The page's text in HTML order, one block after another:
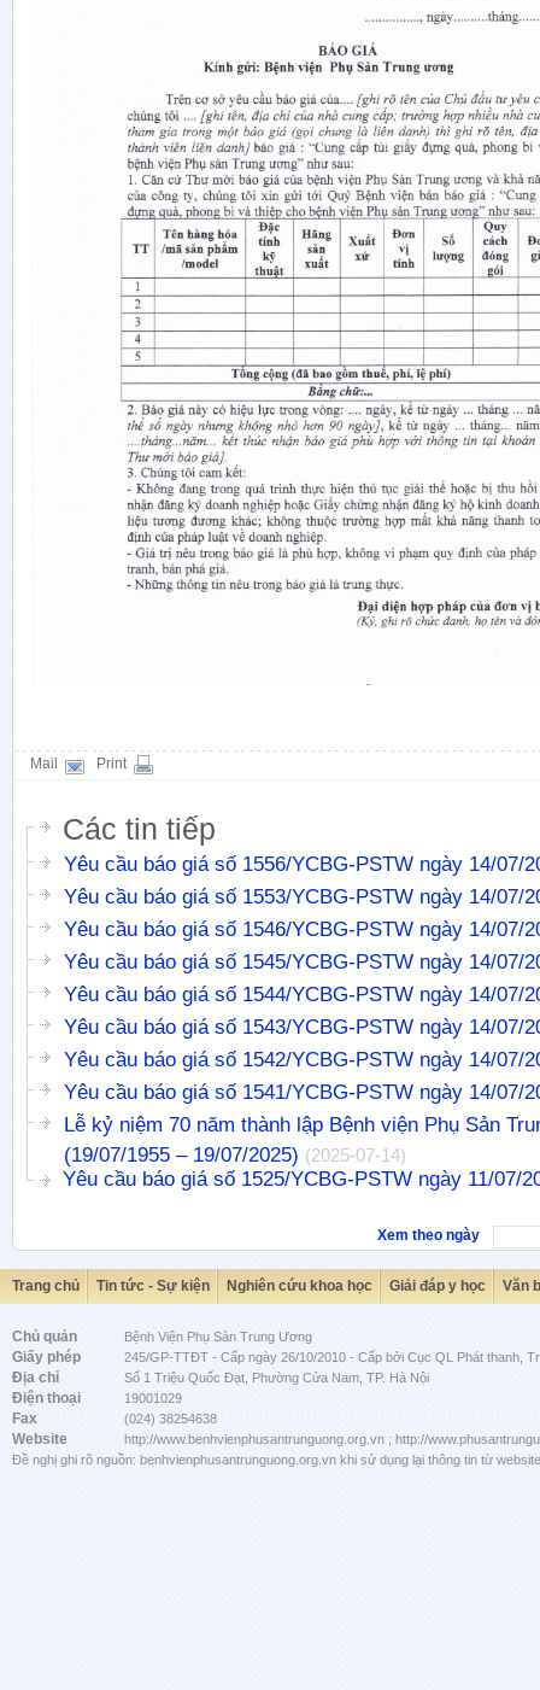
Mail Print
Các tin tiếp
Yêu cầu báo giá số 1556/YCBG-PSTW ngày 14/07/
Yêu cầu báo giá số 1553/YCBG-PSTW ngày 14/07/
Yêu cầu báo giá số 1546/YCBG-PSTW ngày 14/07/
Yêu cầu báo giá số 1545/YCBG-PSTW ngày 14/07/
Yêu cầu báo giá số 1544/YCBG-PSTW ngày 14/07/
Yêu cầu báo giá số 1543/YCBG-PSTW ngày 14/07/
Yêu cầu báo giá số 1542/YCBG-PSTW ngày 14/07/
Yêu cầu báo giá số 1541/YCBG-PSTW ngày 14/07/
Lễ kỷ niệm 70 năm thành lập Bệnh viện Phụ Sản
(19/07/1955 – 19/07/2025) (2025-07-14)
Yêu cầu báo giá số 1525/YCBG-PSTW ngày 11/07/
Xem theo ngày
Trang chủ Tin tức - Sự kiện Nghiên cứu khoa học Giải đáp y học Văn
Chủ quản Bệnh Viện Phụ Sản Trung Ương
Giấy phép 245/GP-TTĐT - Cấp ngày 26/10/2010 - Cấp bởi Cục QL Phát thanh,
Địa chỉ Số 1 Triệu Quốc Đạt, Phường Cửa Nam, TP. Hà Nội
Điện thoại 19001029
Fax (024) 38254638
Website
http://www.benhvienphusantrunguong.org.vn ; http://
Đề nghị ghi rõ nguồn: benhvienphusantrunguong.org.vn khi sử dụng lại thông tin từ